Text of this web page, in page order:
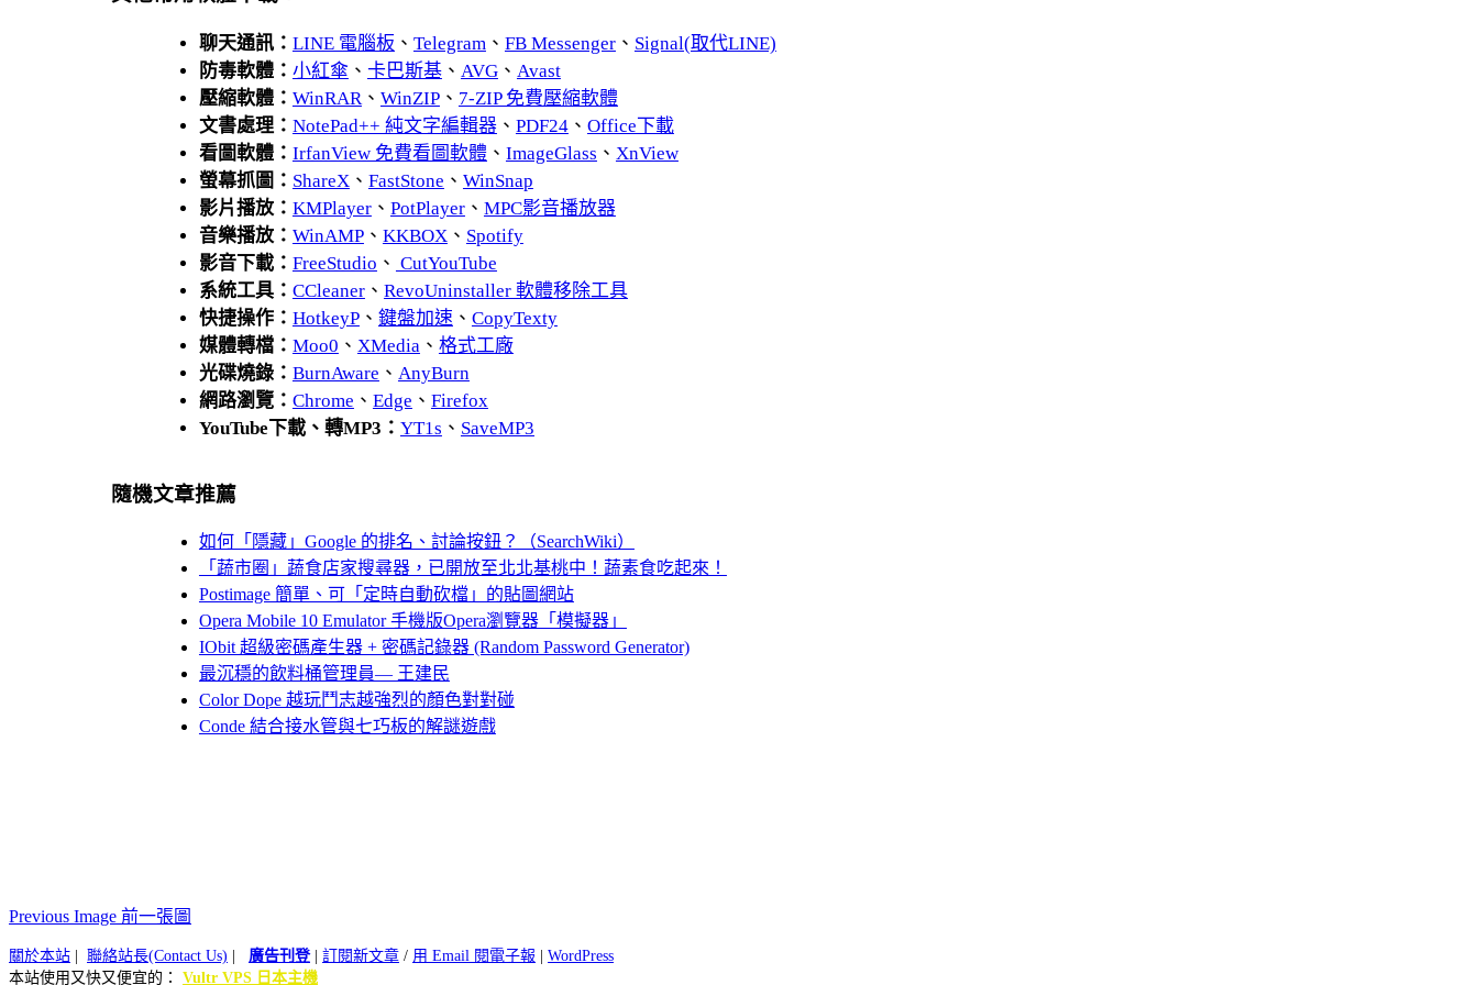
聊天通訊： LINE 電腦板 、 Telegram、 FB Messenger、 Signal(取代LINE)
防毒軟體： 小紅傘 、 卡巴斯基、 AVG、 Avast
壓縮軟體： WinRAR、 WinZIP、 7-ZIP 免費壓縮軟體
文書處理： NotePad++ 純文字編輯器、 PDF24、 Office下載
看圖軟體： IrfanView 免費看圖軟體、 ImageGlass 、 XnView
螢幕抓圖： ShareX、 FastStone 、 WinSnap
影片播放： KMPlayer、 PotPlayer、 MPC影音播放器
音樂播放： WinAMP、 KKBOX、 Spotify
影音下載： FreeStudio 、 CutYouTube
系統工具： CCleaner、 RevoUninstaller 軟體移除工具
快捷操作： HotkeyP、 鍵盤加速、 CopyTexty
媒體轉檔： Moo0 、 XMedia、 格式工廠
光碟燒錄： BurnAware 、 AnyBurn
網路瀏覽： Chrome 、 Edge 、 Firefox
YouTube下載、轉MP3： YT1s 、 SaveMP3
隨機文章推薦
如何「隱藏」Google 的排名、討論按鈕？（SearchWiki）
「蔬市圈」蔬食店家搜尋器，已開放至北北基桃中！蔬素食吃起來！
Postimage 簡單、可「定時自動砍檔」的貼圖網站
Opera Mobile 10 Emulator 手機版Opera瀏覽器「模擬器」
IObit 超級密碼產生器 + 密碼記錄器 (Random Password Generator)
最沉穩的飲料桶管理員— 王建民
Color Dope 越玩鬥志越強烈的顏色對對碰
Conde 結合接水管與七巧板的解謎遊戲
Previous Image 前一張圖
關於本站 聯絡站長(Contact Us) 廣告刊登| 訂閱新文章 / 用 Email 閱電子報
WordPress
本站使用又快又便宜的： Vultr VPS 日本主機